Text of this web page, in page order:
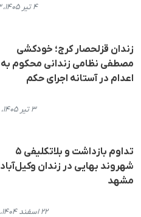
۴ تیر ۱۴۰۵، ۱۳:۵۳
زندان قزلحصار کرج؛ خودکشی
مصطفی نظامی زندانی محکوم به
اعدام در آستانه اجرای حکم
۳ تیر ۱۴۰۵، ۱۶:۳۰
تداوم بازداشت و بلاتکلیفی ۵
شهروند بهایی در زندان وکیل‌آباد
مشهد
۲۲ اسفند ۱۴۰۴، ۲۲:۱۷